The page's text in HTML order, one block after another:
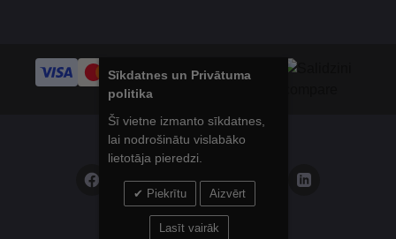
© 2014 - 2025 Balticsport.lv
Privātuma politika
Sīkdatnes un Privātuma
politika
Šī vietne izmanto sīkdatnes,
lai nodrošinātu vislabāko
lietotāja pieredzi.
Piekrītu Aizvērt
Lasīt vairāk